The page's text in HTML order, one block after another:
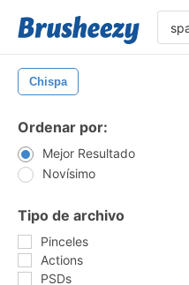
Chispa
Ordenar por:
Mejor Resultado
Novísimo
Tipo de archivo
Pinceles
Actions
PSDs